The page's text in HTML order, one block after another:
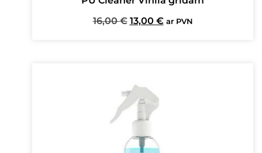
16,00€ Original
13,00 €Current
ar PVN